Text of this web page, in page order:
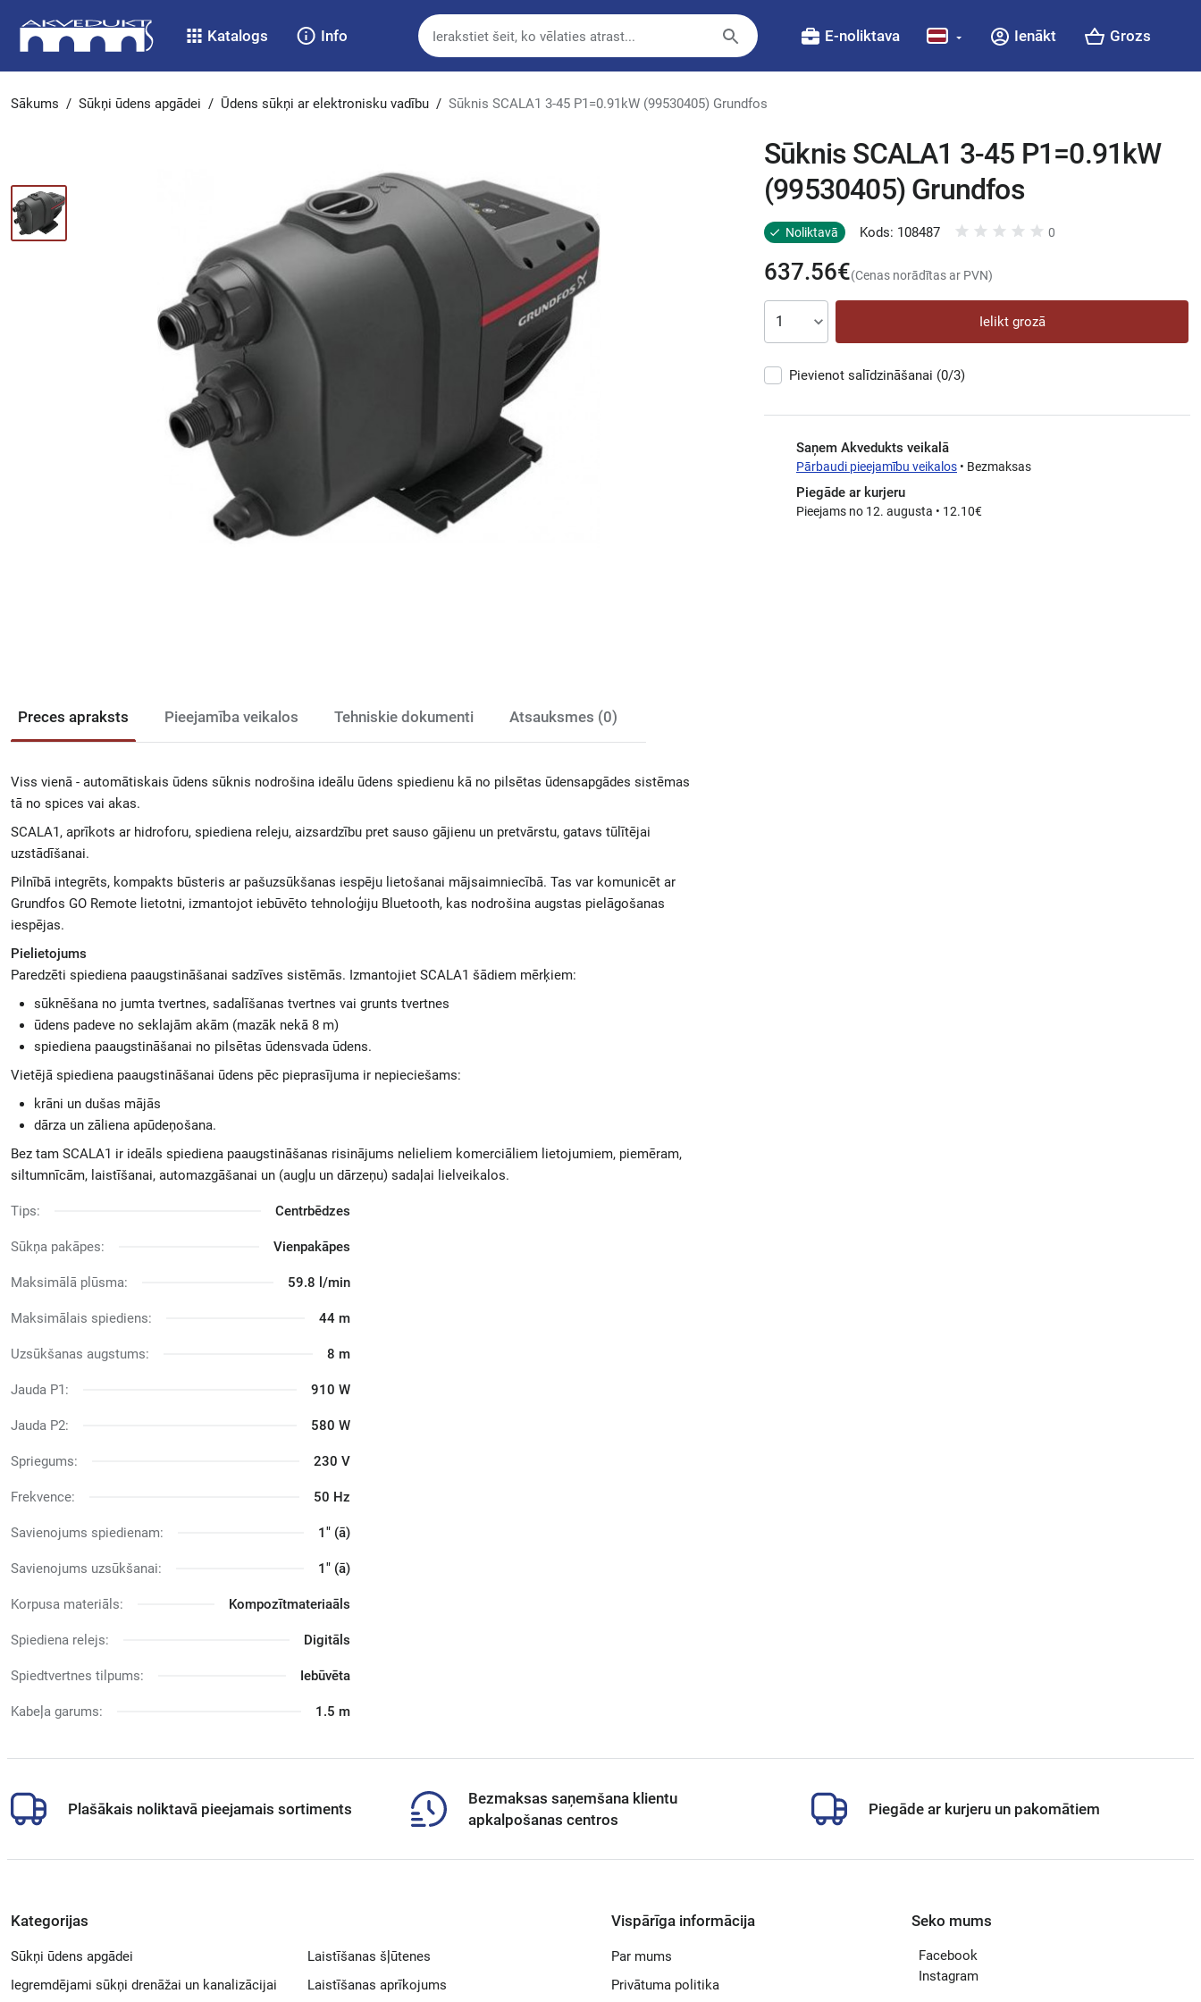
Katalogs Info E-noliktava Ienākt Grozs
Sākums / Sūkņi ūdens apgādei / Ūdens sūkņi ar elektronisku vadību / Sūknis SCALA1 3-45 P1=0.91kW (99530405) Grundfos
Preces apraksts Pieejamība veikalos Tehniskie dokumenti Atsauksmes (0)
Viss vienā - automātiskais ūdens sūknis nodrošina ideālu ūdens spiedienu kā no pilsētas ūdensapgādes sistēmas
tā no spices vai akas.
SCALA1, aprīkots ar hidroforu, spiediena releju, aizsardzību pret sauso gājienu un pretvārstu, gatavs tūlītējai
uzstādīšanai.
Pilnībā integrēts, kompakts būsteris ar pašuzsūkšanas iespēju lietošanai mājsaimniecībā. Tas var komunicēt ar
Grundfos GO Remote lietotni, izmantojot iebūvēto tehnoloģiju Bluetooth, kas nodrošina augstas pielāgošanas
iespējas.
Pielietojums
Paredzēti spiediena paaugstināšanai sadzīves sistēmās. Izmantojiet SCALA1 šādiem mērķiem:
sūknēšana no jumta tvertnes, sadalīšanas tvertnes vai grunts tvertnes
ūdens padeve no seklajām akām (mazāk nekā 8 m)
spiediena paaugstināšanai no pilsētas ūdensvada ūdens.
Vietējā spiediena paaugstināšanai ūdens pēc pieprasījuma ir nepieciešams:
krāni un dušas mājās
dārza un zāliena apūdeņošana.
Bez tam SCALA1 ir ideāls spiediena paaugstināšanas risinājums nelieliem komerciāliem lietojumiem, piemēram,
siltumnīcām, laistīšanai, automazgāšanai un (augļu un dārzeņu) sadaļai lielveikalos.
Tips: Centrbēdzes
Sūkņa pakāpes: Vienpakāpes
Maksimālā plūsma: 59.8 l/min
Maksimālais spiediens: 44 m
Uzsūkšanas augstums: 8 m
Jauda P1: 910 W
Jauda P2: 580 W
Spriegums: 230 V
Frekvence: 50 Hz
Savienojums spiedienam: 1" (ā)
Savienojums uzsūkšanai: 1" (ā)
Korpusa materiāls: Kompozītmateriaāls
Spiediena relejs: Digitāls
Spiedtvertnes tilpums: Iebūvēta
Kabeļa garums: 1.5 m
Sūknis SCALA1 3-45 P1=0.91kW
(99530405) Grundfos
Noliktavā Kods: 108487 0
637.56€(Cenas norādītas ar PVN)
Ielikt grozā
Pievienot salīdzināšanai (0/3)
Saņem Akvedukts veikalā
Pārbaudi pieejamību veikalos • Bezmaksas
Piegāde ar kurjeru
Pieejams no 12. augusta • 12.10€
Plašākais noliktavā pieejamais sortiments
Bezmaksas saņemšana klientu
apkalpošanas centros
Piegāde ar kurjeru un pakomātiem
Kategorijas
Sūkņi ūdens apgādei
Iegremdējami sūkņi drenāžai un kanalizācijai
Laistīšanas šļūtenes
Laistīšanas aprīkojums
Vispārīga informācija
Par mums
Privātuma politika
Seko mums
Facebook
Instagram